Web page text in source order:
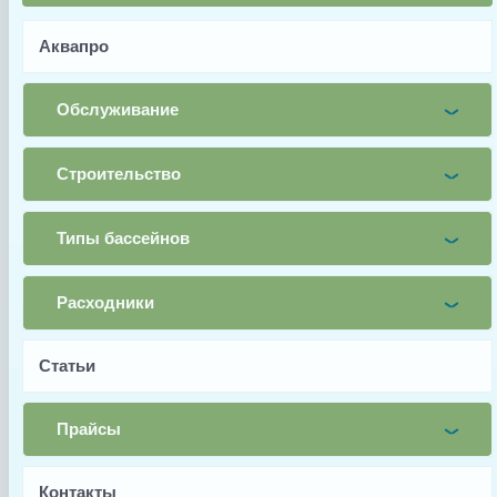
Аквапро
Обслуживание
Строительство
Типы бассейнов
Расходники
Статьи
Прайсы
Контакты
Заказать
Заводской артикул
Aquaviva
Страна производства
Китай
Фланец